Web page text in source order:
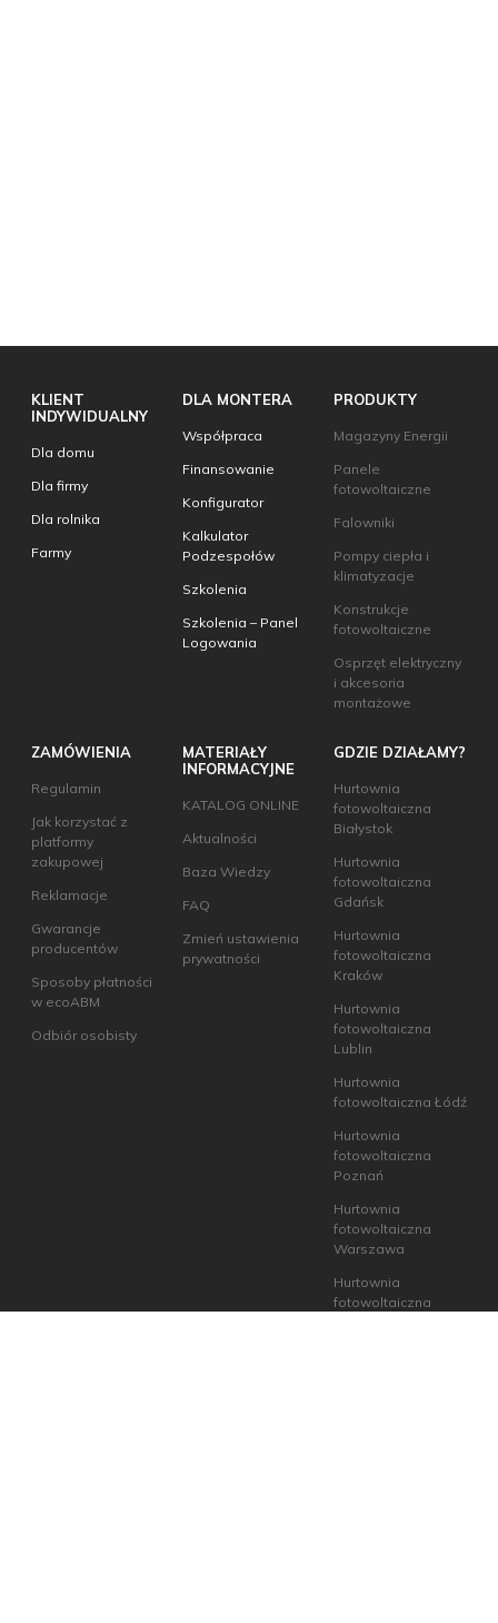
KLIENT
INDYWIDUALNY
Dla domu
Dla firmy
Dla rolnika
Farmy
DLA MONTERA
Współpraca
Finansowanie
Konfigurator
Kalkulator
Podzespołów
Szkolenia
Szkolenia – Panel
Logowania
PRODUKTY
Magazyny Energii
Panele
fotowoltaiczne
Falowniki
Pompy ciepła i
klimatyzacje
Konstrukcje
fotowoltaiczne
Osprzęt elektryczny
i akcesoria
montażowe
ZAMÓWIENIA
Regulamin
Jak korzystać z
platformy
zakupowej
Reklamacje
Gwarancje
producentów
Sposoby płatności
w ecoABM
Odbiór osobisty
MATERIAŁY
INFORMACYJNE
KATALOG ONLINE
Aktualności
Baza Wiedzy
FAQ
Zmień ustawienia
prywatności
GDZIE DZIAŁAMY?
Hurtownia
fotowoltaiczna
Białystok
Hurtownia
fotowoltaiczna
Gdańsk
Hurtownia
fotowoltaiczna
Kraków
Hurtownia
fotowoltaiczna
Lublin
Hurtownia
fotowoltaiczna Łódź
Hurtownia
fotowoltaiczna
Poznań
Hurtownia
fotowoltaiczna
Warszawa
Hurtownia
fotowoltaiczna